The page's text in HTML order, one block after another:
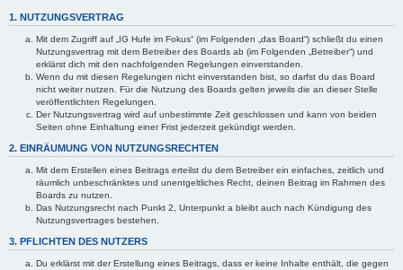
1. NUTZUNGSVERTRAG
Mit dem Zugriff auf „IG Hufe im Fokus“ (im Folgenden „das Board“) schließt du einen
Nutzungsvertrag mit dem Betreiber des Boards ab (im Folgenden „Betreiber“) und
erklärst dich mit den nachfolgenden Regelungen einverstanden.
Wenn du mit diesen Regelungen nicht einverstanden bist, so darfst du das Board
nicht weiter nutzen. Für die Nutzung des Boards gelten jeweils die an dieser Stelle
veröffentlichten Regelungen.
Der Nutzungsvertrag wird auf unbestimmte Zeit geschlossen und kann von beiden
Seiten ohne Einhaltung einer Frist jederzeit gekündigt werden.
2. EINRÄUMUNG VON NUTZUNGSRECHTEN
Mit dem Erstellen eines Beitrags erteilst du dem Betreiber ein einfaches, zeitlich und
räumlich unbeschränktes und unentgeltliches Recht, deinen Beitrag im Rahmen des
Boards zu nutzen.
Das Nutzungsrecht nach Punkt 2, Unterpunkt a bleibt auch nach Kündigung des
Nutzungsvertrages bestehen.
3. PFLICHTEN DES NUTZERS
Du erklärst mit der Erstellung eines Beitrags, dass er keine Inhalte enthält, die gegen